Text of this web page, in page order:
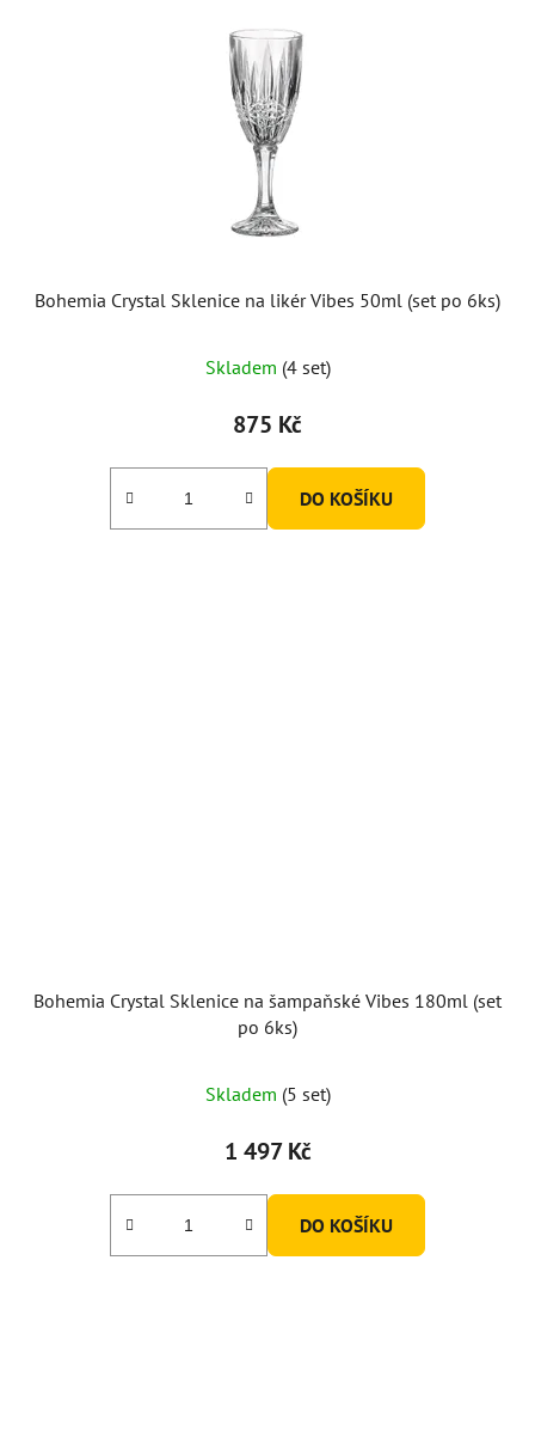
Bohemia Crystal Sklenice na likér Vibes 50ml (set po 6ks)
Skladem (4 set)
875 Kč
DO KOŠÍKU
Bohemia Crystal Sklenice na šampaňské Vibes 180ml (set
po 6ks)
Skladem (5 set)
1 497 Kč
DO KOŠÍKU